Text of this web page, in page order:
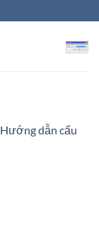
Hướng dẫn cấu